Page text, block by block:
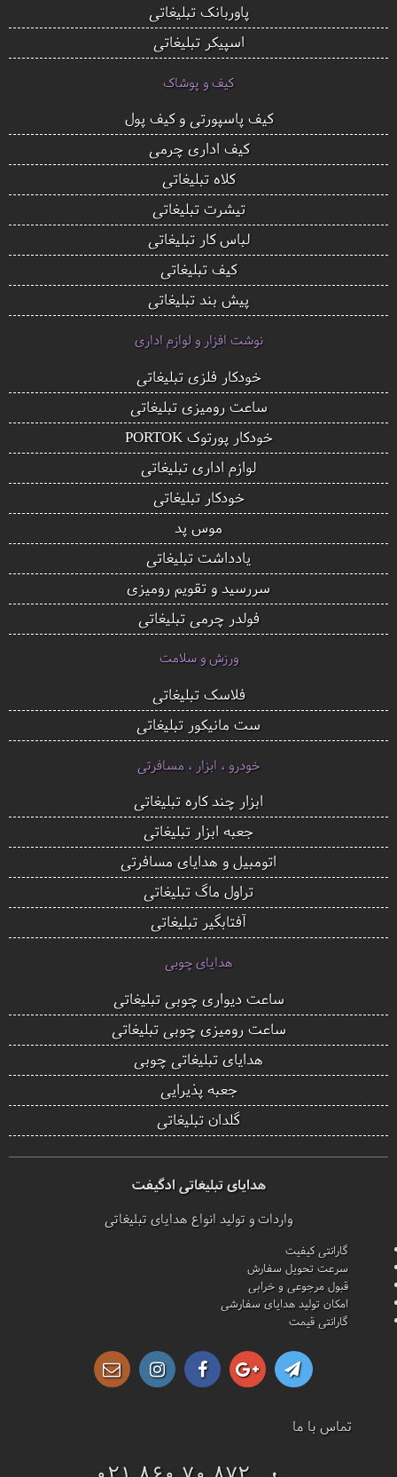
پاوربانک تبلیغاتی
اسپیکر تبلیغاتی
کیف و پوشاک
کیف پاسپورتی و کیف پول
کیف اداری چرمی
کلاه تبلیغاتی
تیشرت تبلیغاتی
لباس کار تبلیغاتی
کیف تبلیغاتی
پیش بند تبلیغاتی
نوشت افزار و لوازم اداری
خودکار فلزی تبلیغاتی
ساعت رومیزی تبلیغاتی
خودکار پورتوک PORTOK
لوازم اداری تبلیغاتی
خودکار تبلیغاتی
موس پد
یادداشت تبلیغاتی
سررسید و تقویم رومیزی
فولدر چرمی تبلیغاتی
ورزش و سلامت
فلاسک تبلیغاتی
ست مانیکور تبلیغاتی
خودرو ، ابزار ، مسافرتی
ابزار چند کاره تبلیغاتی
جعبه ابزار تبلیغاتی
اتومبیل و هدایای مسافرتی
تراول ماگ تبلیغاتی
آفتابگیر تبلیغاتی
هدایای چوبی
ساعت دیواری چوبی تبلیغاتی
ساعت رومیزی چوبی تبلیغاتی
هدایای تبلیغاتی چوبی
جعبه پذیرایی
گلدان تبلیغاتی
هدایای تبلیغاتی ادگیفت
واردات و تولید انواع هدایای تبلیغاتی
گارانتی کیفیت
سرعت تحویل سفارش
قبول مرجوعی و خرابی
امکان تولید هدایای سفارشی
گارانتی قیمت
تماس با ما